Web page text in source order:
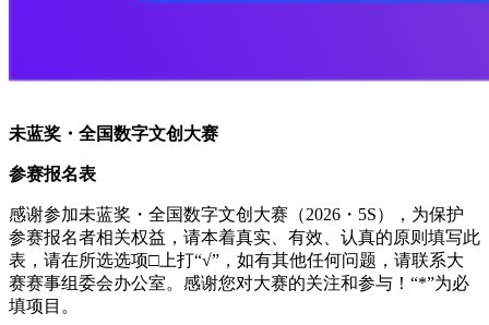
未蓝奖 ・ 全国数字文创大赛
参赛报名表
感谢参加未蓝奖・全国数字文创大赛（2026・5S），为保护
参赛报名者相关权益，请本着真实、有效、认真的原则填写此
表，请在所选选项□上打“√”，如有其他任何问题，请联系大
赛赛事组委会办公室。感谢您对大赛的关注和参与！“*”为必
填项目。